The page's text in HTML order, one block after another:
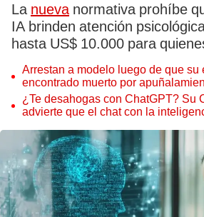
La nuevanormativa prohíbe
IA brinden atención
hasta US$ 10.000 para
Arrestan a modelo luego de que su
encontrado muerto por
orden de alejamiento
¿Te desahogas con ChatGPT? Su
advierte que el chat con la